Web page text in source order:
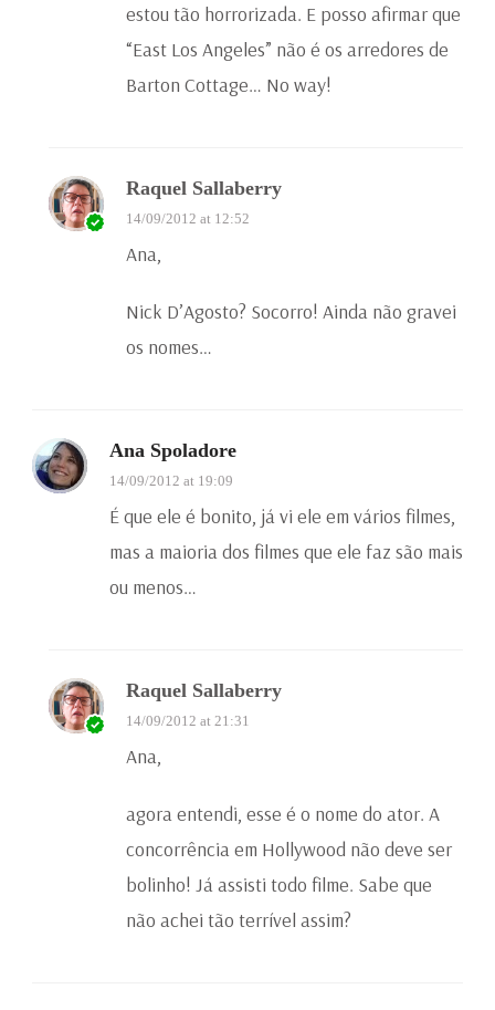
estou tão horrorizada. E posso afirmar que
“East Los Angeles” não é os arredores de
Barton Cottage… No way!
Raquel Sallaberry
14/09/2012 at 12:52
Ana,
Nick D’Agosto? Socorro! Ainda não gravei
os nomes…
Ana Spoladore
14/09/2012 at 19:09
É que ele é bonito, já vi ele em vários filmes,
mas a maioria dos filmes que ele faz são mais
ou menos…
Raquel Sallaberry
14/09/2012 at 21:31
Ana,
agora entendi, esse é o nome do ator. A
concorrência em Hollywood não deve ser
bolinho! Já assisti todo filme. Sabe que
não achei tão terrível assim?